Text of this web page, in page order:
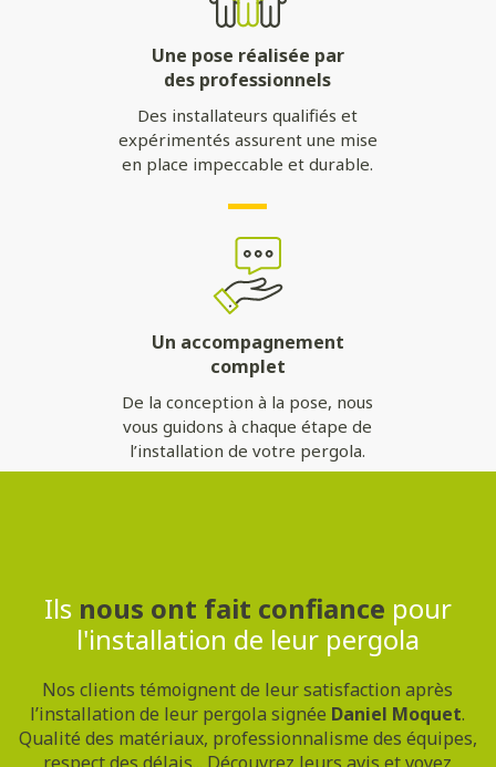
Une pose réalisée par
des professionnels
Des installateurs qualifiés et
expérimentés assurent une mise
en place impeccable et durable.
Un accompagnement
complet
De la conception à la pose, nous
vous guidons à chaque étape de
l’installation de votre pergola.
Ils nous ont fait confiance pour
l'installation de leur pergola
Nos clients témoignent de leur satisfaction après
l’installation de leur pergola signée Daniel Moquet.
Qualité des matériaux, professionnalisme des équipes,